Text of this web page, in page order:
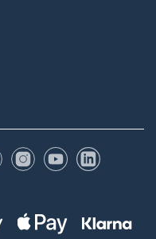
FacebookInstagram
YouTubeLinkedIn